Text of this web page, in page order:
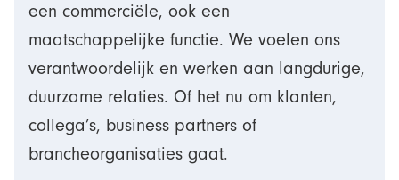
een commerciële, ook een
maatschappelijke functie. We voelen ons
verantwoordelijk en werken aan langdurige,
duurzame relaties. Of het nu om klanten,
collega’s, business partners of
brancheorganisaties gaat.